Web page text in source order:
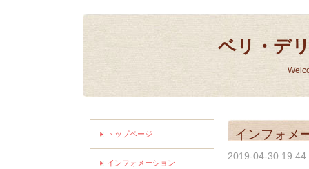
ベリ・デ
インフォメ
2019-04-30
トップページ
インフォメーション